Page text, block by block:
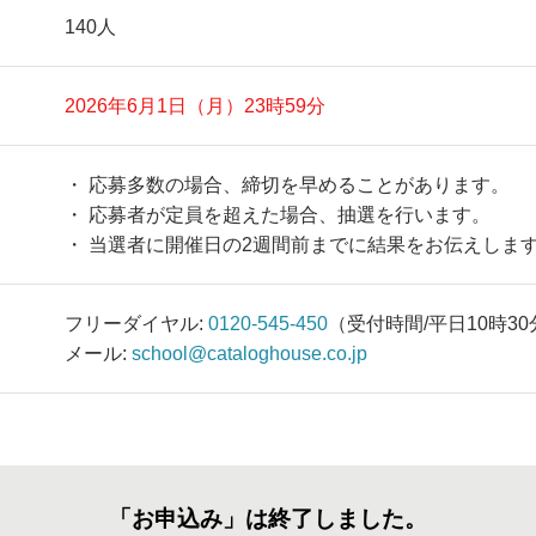
140人
2026年6月1日（月）23時59分
・ 応募多数の場合、締切を早めることがあります。
・ 応募者が定員を超えた場合、抽選を行います。
・ 当選者に開催日の2週間前までに結果をお伝えします
フリーダイヤル: 0120-545-450 （受付時間/平日10時30
メール: school@cataloghouse.co.jp
「お申込み」は終了しました。